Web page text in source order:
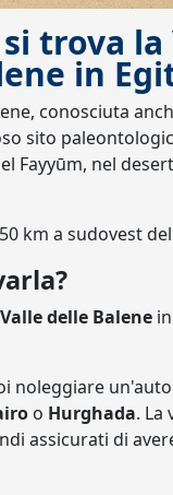
trova la
in
conosciuta
sito
Fayyūm, nel
km a sudovest
Valle delle Balene
noleggiare
o Hurghada. La
assicurati di